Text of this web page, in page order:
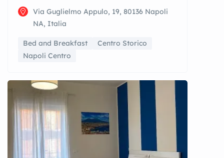
Via Guglielmo Appulo, 19, 80136 Napoli
NA, Italia
Bed and Breakfast
Centro Storico
Napoli Centro